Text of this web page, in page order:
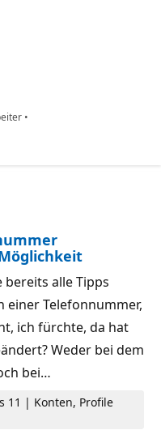
•
bereits alle Tipps
einer Telefonnummer,
ich fürchte, da hat
Weder bei dem
bei…
11 | Konten, Profile